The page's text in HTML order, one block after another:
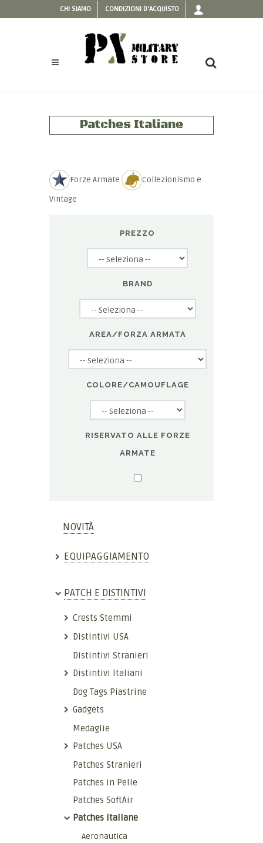
CHI SIAMO CONDIZIONI D'ACQUISTO
Patches Italiane
Forze Armate Collezionismo e
Vintage
PREZZO
BRAND
AREA/FORZA ARMATA
COLORE/CAMOUFLAGE
RISERVATO ALLE FORZE
ARMATE
NOVITÀ
EQUIPAGGIAMENTO
PATCH E DISTINTIVI
Crests Stemmi
Distintivi USA
Distintivi Stranieri
Distintivi Italiani
Dog Tags Piastrine
Gadgets
Medaglie
Patches USA
Patches Stranieri
Patches in Pelle
Patches SoftAir
Patches Italiane
Aeronautica